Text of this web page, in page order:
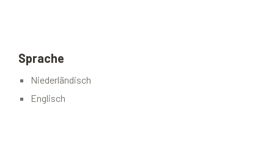
Sprache
Niederländisch
Englisch